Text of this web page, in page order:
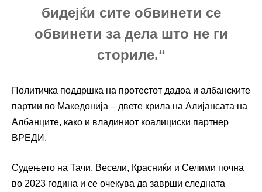
бидејќи сите обвинети се
обвинети за дела што не ги
сториле.“
Политичка поддршка на протестот дадоа и албанските
партии во Македонија – двете крила на Алијансата на
Албанците, како и владиниот коалициски партнер
ВРЕДИ.
Судењето на Тачи, Весели, Красниќи и Селими почна
во 2023 година и се очекува да заврши следната